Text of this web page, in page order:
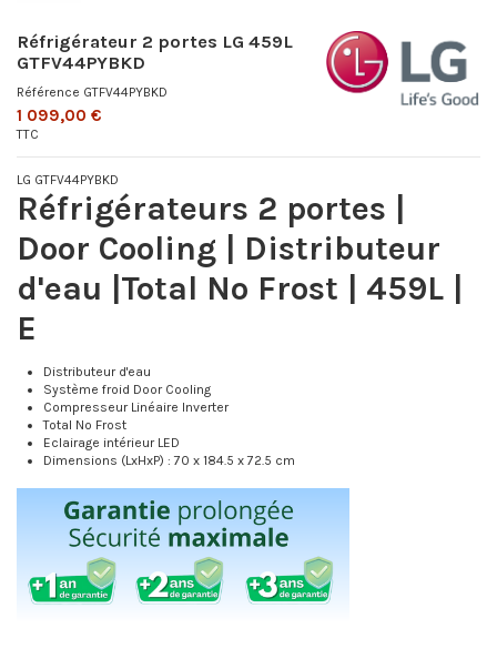
Réfrigérateur 2 portes LG 459L
GTFV44PYBKD
Référence GTFV44PYBKD
1 099,00 €
TTC
LG GTFV44PYBKD
Réfrigérateurs 2 portes |
Door Cooling | Distributeur
d'eau |Total No Frost | 459L |
E
Distributeur d'eau
Système froid Door Cooling
Compresseur Linéaire Inverter
Total No Frost
Eclairage intérieur LED
Dimensions (LxHxP) : 70 x 184.5 x 72.5 cm